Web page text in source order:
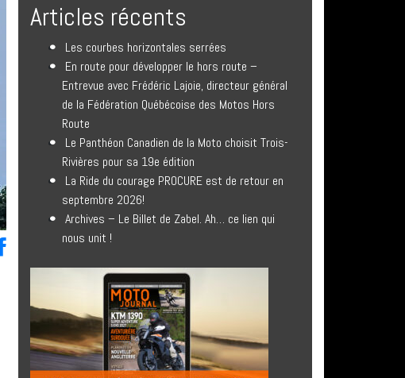
Articles récents
Les courbes horizontales serrées
En route pour développer le hors route –
Entrevue avec Frédéric Lajoie, directeur général
de la Fédération Québécoise des Motos Hors
Route
Le Panthéon Canadien de la Moto choisit Trois-
Rivières pour sa 19e édition
La Ride du courage PROCURE est de retour en
septembre 2026!
Archives – Le Billet de Zabel. Ah… ce lien qui
nous unit !